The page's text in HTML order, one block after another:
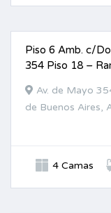
Piso 6 Amb. c/
354 Piso 18 –
Av. de Mayo
de Buenos Aires,
4 Camas